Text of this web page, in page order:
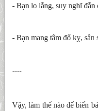
- Bạn lo lắng, suy nghĩ đắn
- Bạn mang tâm đố kỵ, sân
.....
Vậy, làm thế nào để biến